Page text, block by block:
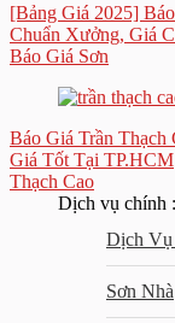
[Bảng Giá 2025]
Chuẩn Xưởng, Giá
Báo Giá Sơn
Báo Giá Trần
Giá Tốt Tại TP.HCM
Thạch Cao
Dịch vụ chính :
Dịch
Sơn Nhà